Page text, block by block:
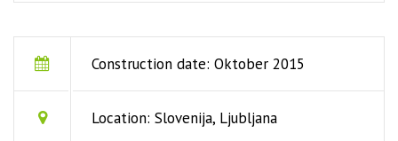
Construction date: Oktober 2015
Location: Slovenija, Ljubljana